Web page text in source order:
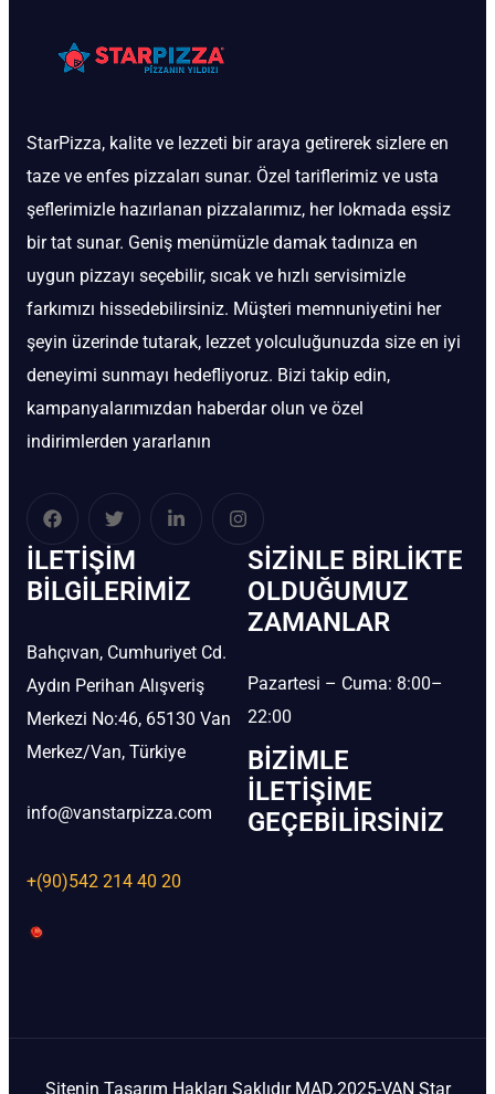
StarPizza, kalite ve lezzeti bir araya getirerek sizlere en
taze ve enfes pizzaları sunar. Özel tariflerimiz ve usta
şeflerimizle hazırlanan pizzalarımız, her lokmada eşsiz
bir tat sunar. Geniş menümüzle damak tadınıza en
uygun pizzayı seçebilir, sıcak ve hızlı servisimizle
farkımızı hissedebilirsiniz. Müşteri memnuniyetini her
şeyin üzerinde tutarak, lezzet yolculuğunuzda size en iyi
deneyimi sunmayı hedefliyoruz. Bizi takip edin,
kampanyalarımızdan haberdar olun ve özel
indirimlerden yararlanın
İLETIŞIM
BİLGILERIMIZ
Bahçıvan, Cumhuriyet Cd.
Aydın Perihan Alışveriş
Merkezi No:46, 65130 Van
Merkez/Van, Türkiye
info@vanstarpizza.com
+(90)542 214 40 20
SIZINLE BIRLIKTE
OLDUĞUMUZ
ZAMANLAR
Pazartesi – Cuma: 8:00–
22:00
BIZIMLE
İLETIŞIME
GEÇEBILIRSINIZ
Sitenin Tasarım Hakları Saklıdır MAD.2025-VAN Star